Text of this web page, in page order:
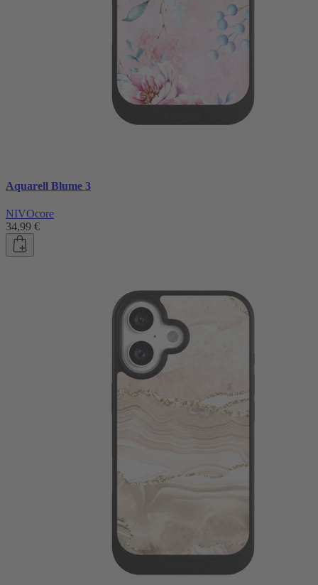
Aquarell Blume 3
NIVOcore
34,99 €